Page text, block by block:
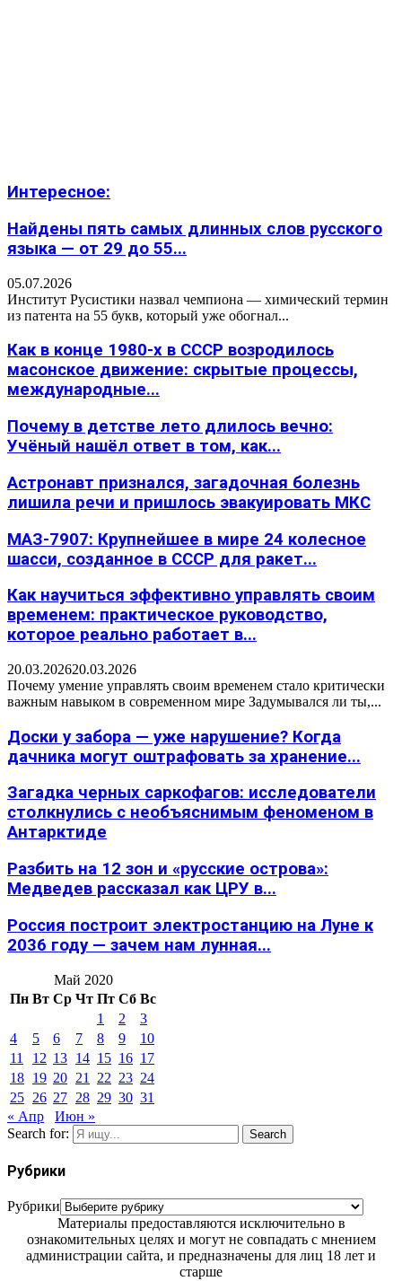
Интересное:
Найдены пять самых длинных слов русского
языка — от 29 до 55...
05.07.2026
Институт Русистики назвал чемпиона — химический термин
из патента на 55 букв, который уже обогнал...
Как в конце 1980-х в СССР возродилось
масонское движение: скрытые процессы,
международные...
Почему в детстве лето длилось вечно:
Учёный нашёл ответ в том, как...
Астронавт признался, загадочная болезнь
лишила речи и пришлось эвакуировать МКС
МАЗ-7907: Крупнейшее в мире 24 колесное
шасси, созданное в СССР для ракет...
Как научиться эффективно управлять своим
временем: практическое руководство,
которое реально работает в...
20.03.202620.03.2026
Почему умение управлять своим временем стало критически
важным навыком в современном мире Задумывался ли ты,...
Доски у забора — уже нарушение? Когда
дачника могут оштрафовать за хранение...
Загадка черных саркофагов: исследователи
столкнулись с необъяснимым феноменом в
Антарктиде
Разбить на 12 зон и «русские острова»:
Медведев рассказал как ЦРУ в...
Россия построит электростанцию на Луне к
2036 году — зачем нам лунная...
Май 2020
Пн Вт Ср Чт Пт Сб Вс
1
2
3
4
5 6 7 8 9
10
11
12 13 14 15 16 17
18 19 20 21 22 23 24
25 26 27 28 29 30 31
« Апр
Июн »
Search for:
Search
Рубрики
Рубрики
Материалы предоставляются исключительно в
ознакомительных целях и могут не совпадать с мнением
администрации сайта, и предназначены для лиц 18 лет и
старше